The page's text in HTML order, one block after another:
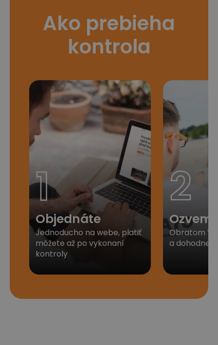
Ako prebieha
kontrola
1
Objednáte
Jednoducho na webe, platiť
môžete až po vykonaní
kontroly
2
Obratom
a